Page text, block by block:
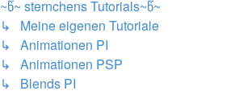
~წ~ sternchens Tutorials~წ~
↳ Meine eigenen Tutoriale
↳ Animationen PI
↳ Animationen PSP
↳ Blends PI